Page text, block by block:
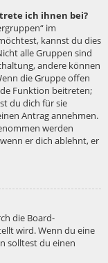
ich ihnen bei?
im
kannst du dies
alle Gruppen sind
andere können
die Gruppe offen
Funktion beitreten;
du dich für sie
Antrag annehmen.
werden
er dich ablehnt, er
die Board-
wird. Wenn du eine
solltest du einen